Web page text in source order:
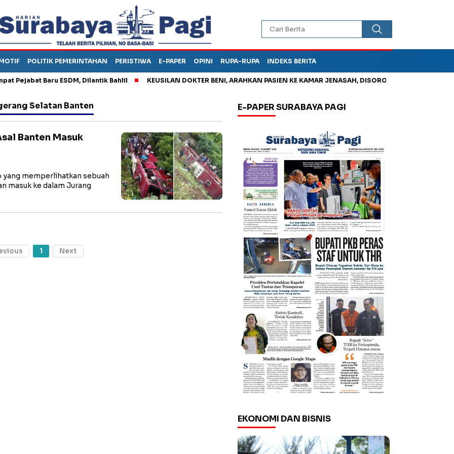
POLITIK PEMERINTAHAN PERISTIWA E-PAPER OPINI RUPA-RUPA INDEKS BERITA
Baru ESDM, Dilantik Bahlil KEUSILAN DOKTER BENI, ARAHKAN PASIEN KE KAMAR JENASAH, DISOROT
Selatan Banten
Banten Masuk
yang memperlihatkan sebuah
masuk ke dalam Jurang
1 Next
E-PAPER SURABAYA PAGI
EKONOMI DAN BISNIS